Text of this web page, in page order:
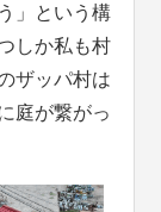
」という構
しか私も村
ザッパ村は
庭が繋がっ